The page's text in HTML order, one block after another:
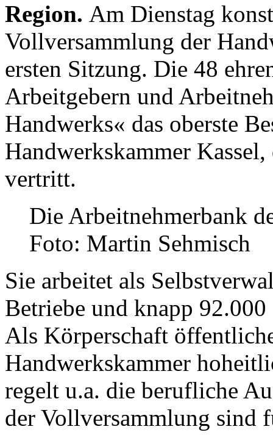
Region. Am Dienstag
Vollversammlung der
ersten Sitzung. Die 48
Arbeitgebern und
Handwerks« das oberste
Handwerkskammer
vertritt.
Die Arbeitnehmerbank
Foto: Martin Sehmisch
Sie arbeitet als
Betriebe und knapp
Als Körperschaft
Handwerkskammer
regelt u.a. die berufliche
der Vollversammlung sind